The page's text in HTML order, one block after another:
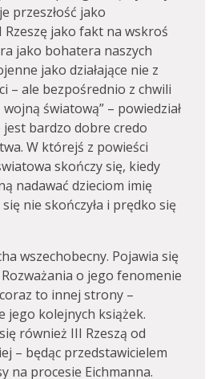
przeszłość jako
jako fakt na wskroś
jako bohatera naszych
jako działające nie z
– ale bezpośrednio z chwili
światową” – powiedział
bardzo dobre credo
W którejś z powieści
skończy się, kiedy
nadawać dzieciom imię
nie skończyła i prędko się
wszechobecny. Pojawia się
o jego fenomenie
to innej strony –
jego kolejnych książek.
również III Rzeszą od
– będąc przedstawicielem
na procesie Eichmanna.